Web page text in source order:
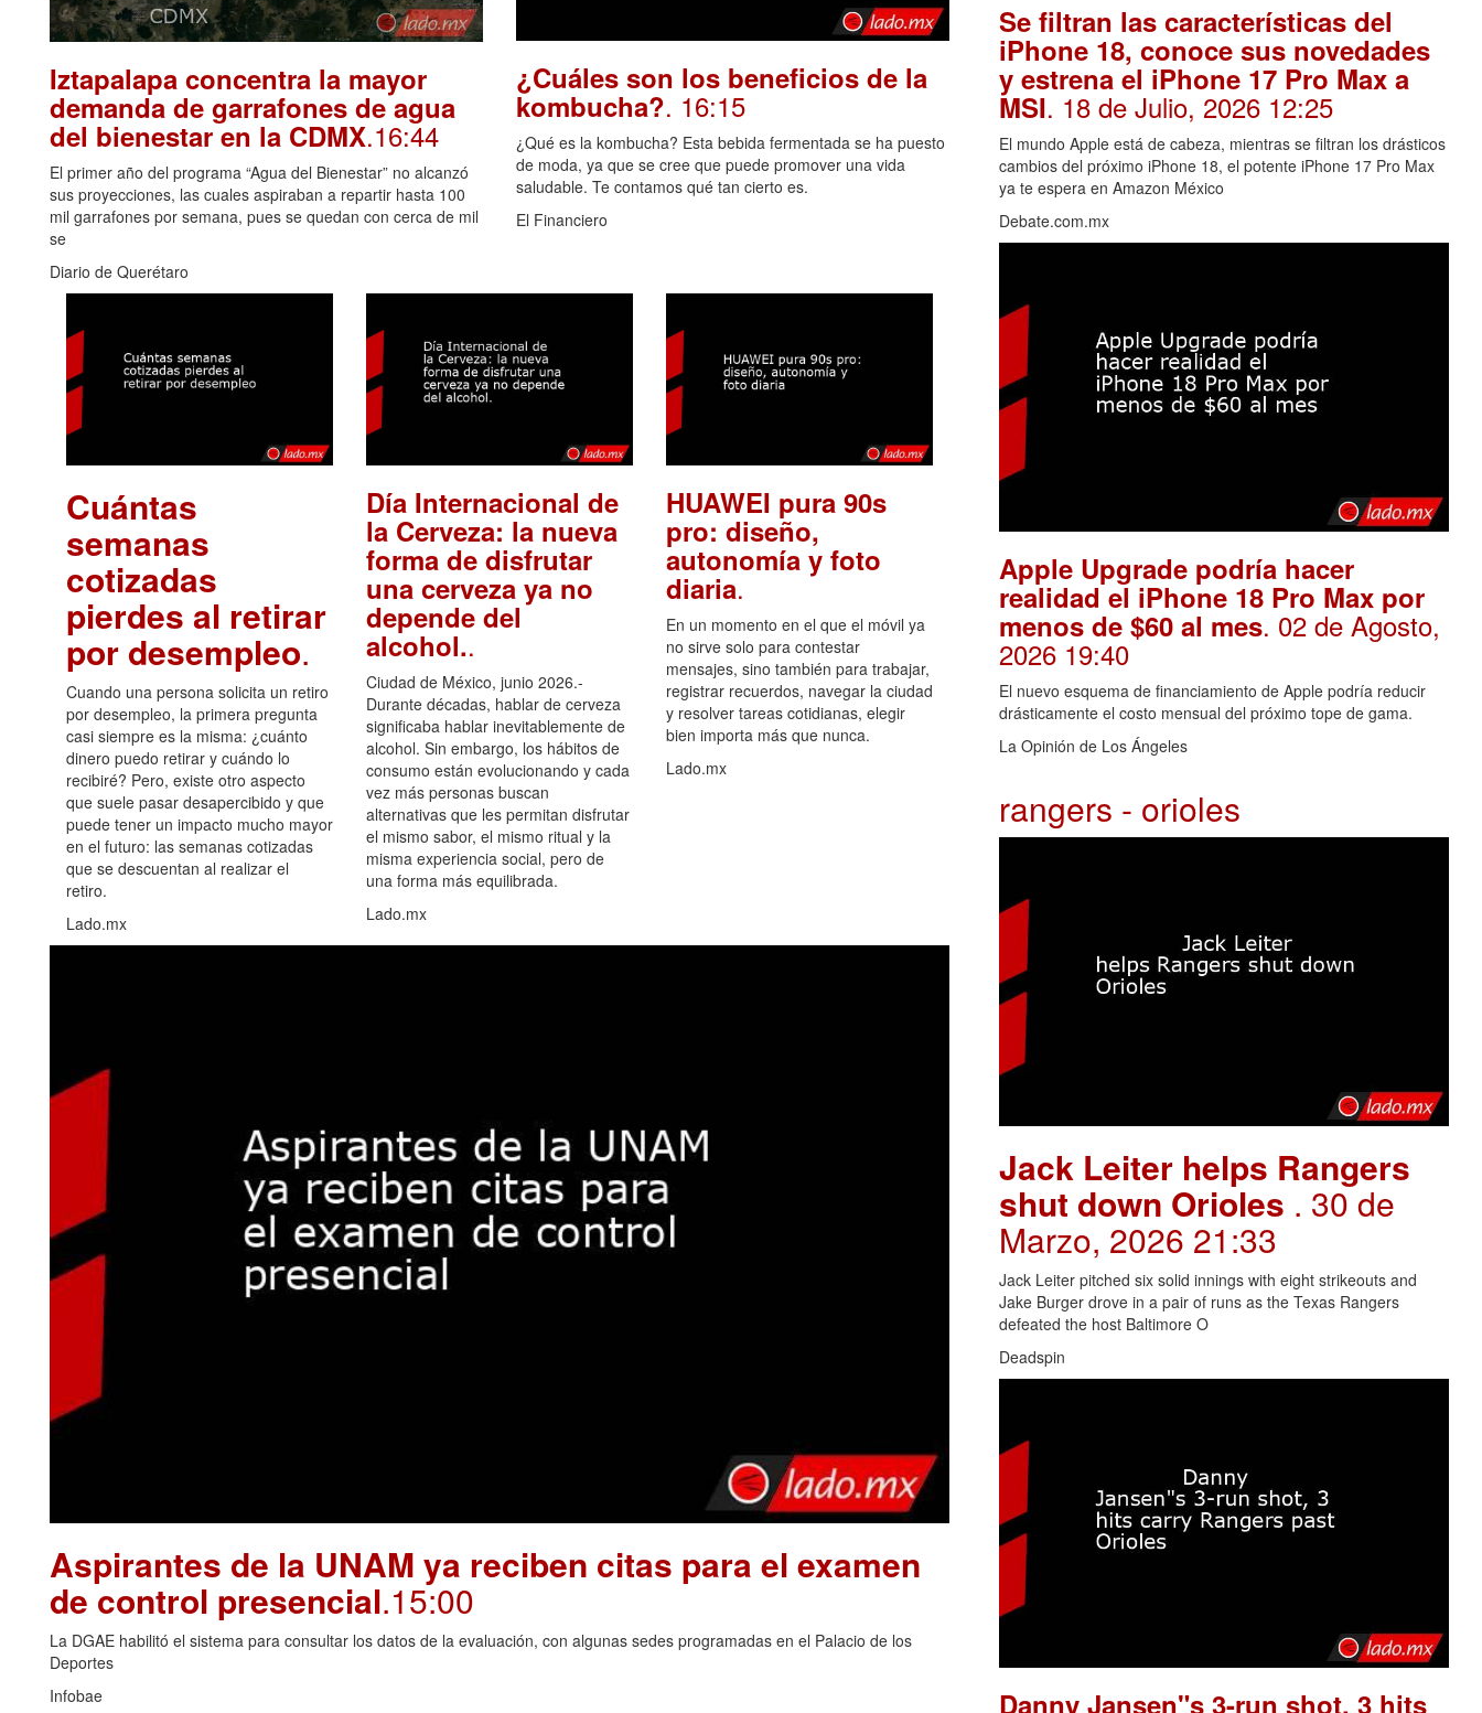
Iztapalapa concentra la mayor
demanda de garrafones de agua
del bienestar en la CDMX.16:44
El primer año del programa “Agua del Bienestar” no alcanzó
sus proyecciones, las cuales aspiraban a repartir hasta 100
mil garrafones por semana, pues se quedan con cerca de mil
se
Diario de Querétaro
¿Cuáles son los beneficios de la
kombucha?. 16:15
¿Qué es la kombucha? Esta bebida fermentada se ha puesto
de moda, ya que se cree que puede promover una vida
saludable. Te contamos qué tan cierto es.
El Financiero
Cuántas
semanas
cotizadas
pierdes al retirar
por desempleo.
Cuando una persona solicita un retiro
por desempleo, la primera pregunta
casi siempre es la misma: ¿cuánto
dinero puedo retirar y cuándo lo
recibiré? Pero, existe otro aspecto
que suele pasar desapercibido y que
puede tener un impacto mucho mayor
en el futuro: las semanas cotizadas
que se descuentan al realizar el
retiro.
Lado.mx
Día Internacional de
la Cerveza: la nueva
forma de disfrutar
una cerveza ya no
depende del
alcohol..
Ciudad de México, junio 2026.-
Durante décadas, hablar de cerveza
significaba hablar inevitablemente de
alcohol. Sin embargo, los hábitos de
consumo están evolucionando y cada
vez más personas buscan
alternativas que les permitan disfrutar
el mismo sabor, el mismo ritual y la
misma experiencia social, pero de
una forma más equilibrada.
Lado.mx
HUAWEI pura 90s
pro: diseño,
autonomía y foto
diaria.
En un momento en el que el móvil ya
no sirve solo para contestar
mensajes, sino también para trabajar,
registrar recuerdos, navegar la ciudad
y resolver tareas cotidianas, elegir
bien importa más que nunca.
Lado.mx
Aspirantes de la UNAM ya reciben citas para el examen
de control presencial.15:00
La DGAE habilitó el sistema para consultar los datos de la evaluación, con algunas sedes programadas en el Palacio de los
Deportes
Infobae
Se filtran las características del
iPhone 18, conoce sus novedades
y estrena el iPhone 17 Pro Max a
MSI. 18 de Julio, 2026 12:25
El mundo Apple está de cabeza, mientras se filtran los drásticos
cambios del próximo iPhone 18, el potente iPhone 17 Pro Max
ya te espera en Amazon México
Debate.com.mx
Apple Upgrade podría hacer
realidad el iPhone 18 Pro Max por
menos de $60 al mes. 02 de Agosto,
2026 19:40
El nuevo esquema de financiamiento de Apple podría reducir
drásticamente el costo mensual del próximo tope de gama.
La Opinión de Los Ángeles
rangers - orioles
Jack Leiter helps Rangers
shut down Orioles . 30 de
Marzo, 2026 21:33
Jack Leiter pitched six solid innings with eight strikeouts and
Jake Burger drove in a pair of runs as the Texas Rangers
defeated the host Baltimore O
Deadspin
Danny Jansen"s 3-run shot, 3 hits